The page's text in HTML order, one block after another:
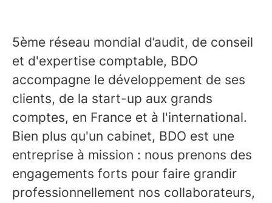
5ème réseau mondial d’audit, de conseil
et d'expertise comptable, BDO
accompagne le développement de ses
clients, de la start-up aux grands
comptes, en France et à l'international.
Bien plus qu'un cabinet, BDO est une
entreprise à mission : nous prenons des
engagements forts pour faire grandir
professionnellement nos collaborateurs,